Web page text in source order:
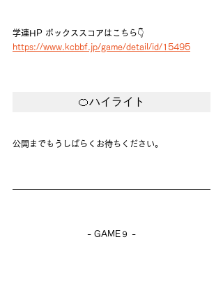
学連HP ボックススコアはこちら👇
https://www.kcbbf.jp/game/detail/id/15495
🍊ハイライト
公開までもうしばらくお待ちください。
- GAME９ -